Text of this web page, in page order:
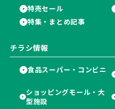
特売セール
特集・まとめ記事
チラシ情報
食品スーパー・コンビニ
ショッピングモール・大
型施設